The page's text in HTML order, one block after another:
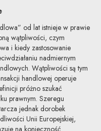
od lat istnieje w prawie
wątpliwości, czym
i kiedy zastosowanie
nadmiernym
Wątpliwości są tym
handlowej operuje
próżno szukać
prawnym. Szeregu
jednak dorobek
Unii Europejskiej,
na konieczność